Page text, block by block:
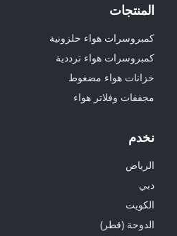
المنتجات
كمبروسرات هواء حلزونية
كمبروسرات هواء ترددية
خزانات هواء مضغوط
مجففات وفلاتر هواء
نخدم
الرياض
دبي
الكويت
الدوحة (قطر)